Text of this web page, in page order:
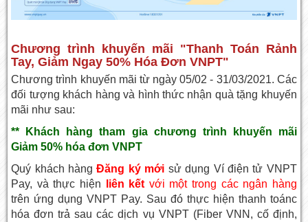
Chương trình khuyến mãi "Thanh Toán Rảnh
Tay, Giảm Ngay 50% Hóa Đơn VNPT"
Chương trình khuyến mãi từ ngày 05/02 - 31/03/2021. Các
đối tượng khách hàng và hình thức nhận quà tặng khuyến
mãi như sau:
** Khách hàng tham gia chương trình khuyến mãi
Giảm 50% hóa đơn VNPT
Quý khách hàngĐăng ký mới sử dụng Ví điện tử VNPT
Pay, và thực hiện
liên kết với một trong các ngân hàng
trên ứng dụng VNPT Pay. Sau đó thực hiện thanh toánc
hóa đơn trả sau các dịch vụ VNPT (Fiber VNN, cố định,